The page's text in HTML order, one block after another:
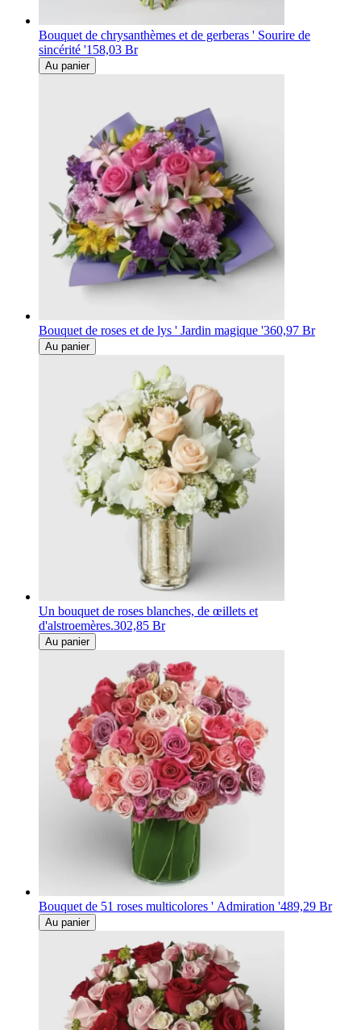
Bouquet de chrysanthèmes et de gerberas ' Sourire de
sincérité '158,03 Br
Au panier
Bouquet de roses et de lys ' Jardin magique '360,97 Br
Au panier
Un bouquet de roses blanches, de œillets et
d'alstroemères.302,85 Br
Au panier
Bouquet de 51 roses multicolores ' Admiration '489,29 Br
Au panier